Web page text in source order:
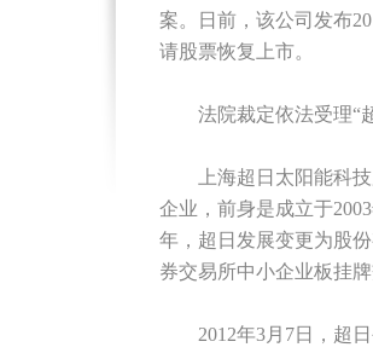
案。日前，该公司发布
请股票恢复上市。
法院裁定依法受理“
上海超日太阳能科技
企业，前身是成立于
年，超日发展变更为股
券交易所中小企业板挂
2012年3月7日，超日